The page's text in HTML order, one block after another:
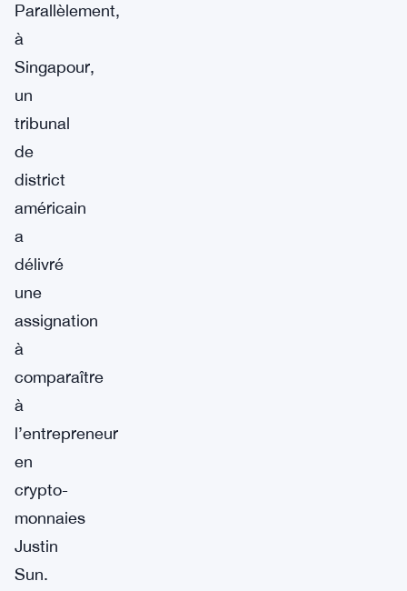
Parallèlement,
à
Singapour,
un
tribunal
de
district
américain
a
délivré
une
assignation
à
comparaître
à
l’entrepreneur
en
crypto-
monnaies
Justin
Sun.